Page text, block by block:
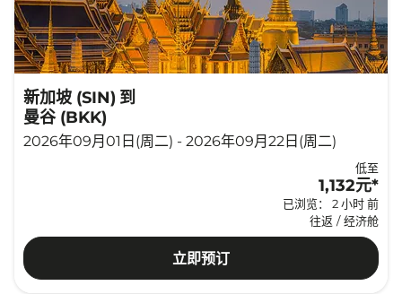
新加坡 (SIN) 到
曼谷 (BKK)
2026年09月01日(周二) - 2026年09月22日(周二)
低至
1,132元*
已浏览： 2 小时 前
往返 / 经济舱
立即预订